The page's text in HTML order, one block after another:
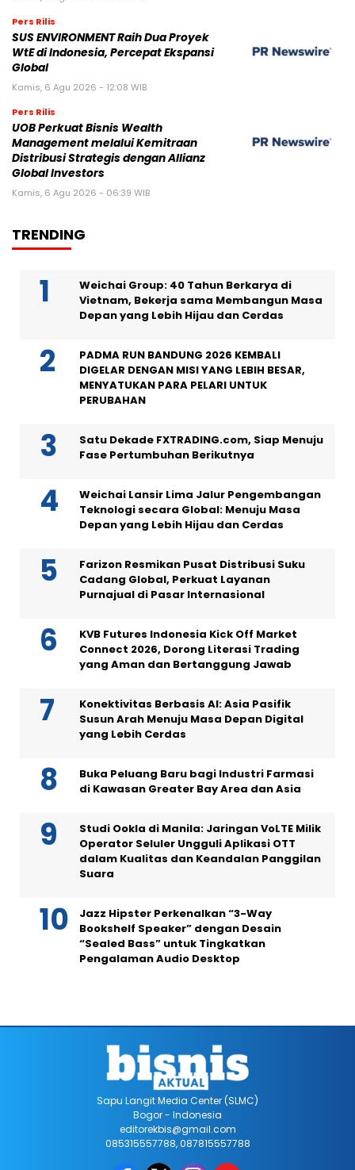
Pers Rilis
SUS ENVIRONMENT Raih Dua Proyek
WtE di Indonesia, Percepat Ekspansi
Global
Kamis, 6 Agu 2026 - 12:08 WIB
Pers Rilis
UOB Perkuat Bisnis Wealth
Management melalui Kemitraan
Distribusi Strategis dengan Allianz
Global Investors
Kamis, 6 Agu 2026 - 06:39 WIB
TRENDING
Weichai Group: 40 Tahun Berkarya di
Vietnam, Bekerja sama Membangun Masa
Depan yang Lebih Hijau dan Cerdas
PADMA RUN BANDUNG 2026 KEMBALI
DIGELAR DENGAN MISI YANG LEBIH BESAR,
MENYATUKAN PARA PELARI UNTUK
PERUBAHAN
Satu Dekade FXTRADING.com, Siap Menuju
Fase Pertumbuhan Berikutnya
Weichai Lansir Lima Jalur Pengembangan
Teknologi secara Global: Menuju Masa
Depan yang Lebih Hijau dan Cerdas
Farizon Resmikan Pusat Distribusi Suku
Cadang Global, Perkuat Layanan
Purnajual di Pasar Internasional
KVB Futures Indonesia Kick Off Market
Connect 2026, Dorong Literasi Trading
yang Aman dan Bertanggung Jawab
Konektivitas Berbasis AI: Asia Pasifik
Susun Arah Menuju Masa Depan Digital
yang Lebih Cerdas
Buka Peluang Baru bagi Industri Farmasi
di Kawasan Greater Bay Area dan Asia
Studi Ookla di Manila: Jaringan VoLTE Milik
Operator Seluler Ungguli Aplikasi OTT
dalam Kualitas dan Keandalan Panggilan
Suara
Jazz Hipster Perkenalkan “3-Way
Bookshelf Speaker” dengan Desain
“Sealed Bass” untuk Tingkatkan
Pengalaman Audio Desktop
Sapu Langit Media Center (SLMC)
Bogor - Indonesia
editorekbis@gmail.com
085315557788, 087815557788